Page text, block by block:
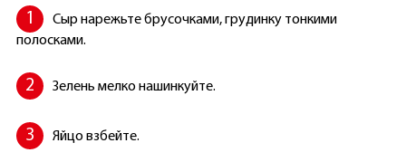
Сыр нарежьте брусочками, грудинку тонкими
полосками.
Зелень мелко нашинкуйте.
Яйцо взбейте.